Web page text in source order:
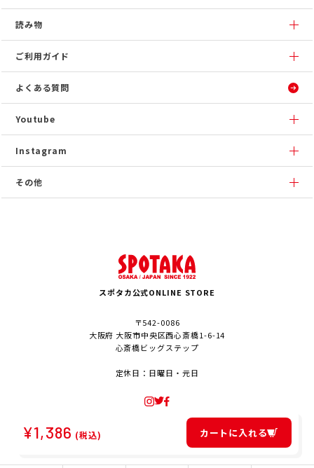
読み物
ご利用ガイド
よくある質問
Youtube
Instagram
その他
スポタカ公式ONLINE STORE
〒542-0086
大阪府 大阪市中央区西心斎橋1-6-14
心斎橋ビッグステップ
定休日：日曜日・元日
© SPOTAKA Corporation. All Rights Reserved.
¥1,386 (税込) カートに入れる